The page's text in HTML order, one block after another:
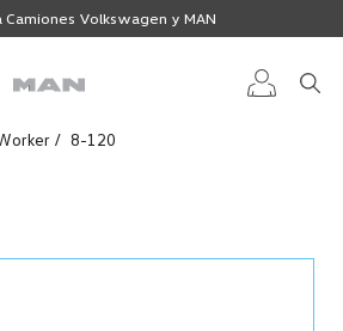
Volkswagen y MAN
8-120